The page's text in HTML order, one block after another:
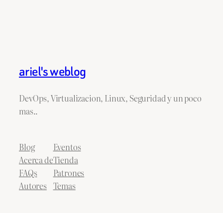
ariel's weblog
DevOps, Virtualizacion, Linux, Seguridad y un poco
mas..
Blog
Acerca de
FAQs
Autores
Eventos
Tienda
Patrones
Temas